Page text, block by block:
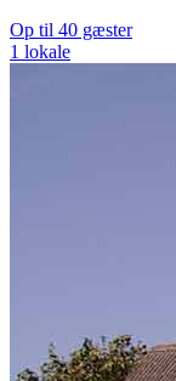
Op til 40 gæster
1 lokale